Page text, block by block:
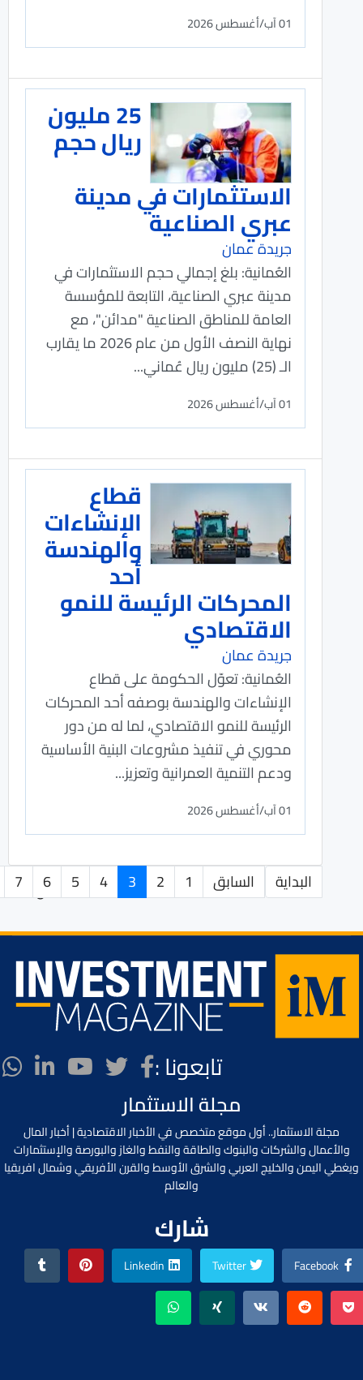
01 آب/أغسطس 2026
25 مليون
ريال حجم
الاستثمارات في مدينة
عبري الصناعية
جريدة عمان
العُمانية: بلغ إجمالي حجم الاستثمارات في
مدينة عبري الصناعية، التابعة للمؤسسة
العامة للمناطق الصناعية "مدائن"، مع
نهاية النصف الأول من عام 2026 ما يقارب
الـ (25) مليون ريال عُماني...
01 آب/أغسطس 2026
قطاع
الإنشاءات
والهندسة
أحد
المحركات الرئيسة للنمو
الاقتصادي
جريدة عمان
العُمانية: تعوّل الحكومة على قطاع
الإنشاءات والهندسة بوصفه أحد المحركات
الرئيسة للنمو الاقتصادي، لما له من دور
محوري في تنفيذ مشروعات البنية الأساسية
ودعم التنمية العمرانية وتعزيز...
01 آب/أغسطس 2026
الصفحة 3 من 282 البداية السابق 1
2
3
4
5
6
7
تابعونا :
مجلة الاستثمار
مجلة الاستثمار.. أول موقع متخصص في الأخبار الاقتصادية | أخبار المال
والأعمال والشركات والبنوك والطاقة والنفط والغاز والبورصة والإستثمارات
ويغطي اليمن والخليج العربي والشرق الأوسط والقرن الأفريقي وشمال افريقيا
والعالم
شارك
Facebook
Twitter
Linkedin